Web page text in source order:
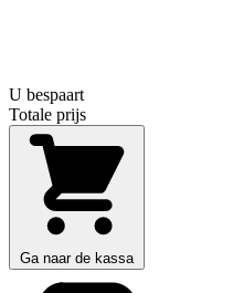
U bespaart
Totale prijs
Ga naar de kassa